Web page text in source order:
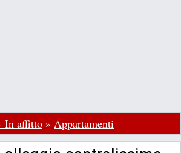
In affitto » Appartamenti